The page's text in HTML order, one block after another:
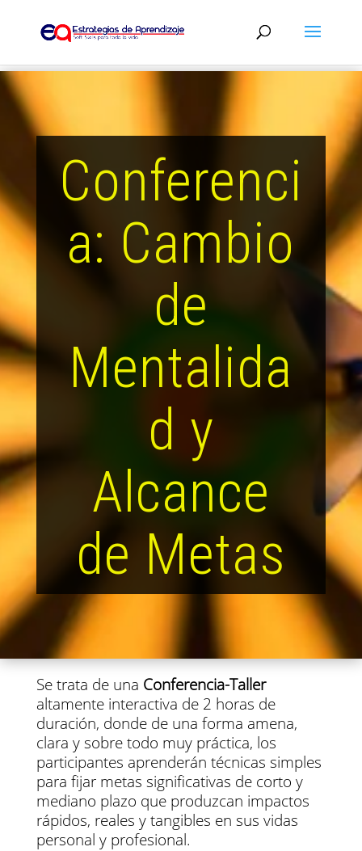
Conferenci
a: Cambio
de
Mentalida
d y
Alcance
de Metas
Qué es este evento?
Se trata de una Conferencia-Taller
altamente interactiva de 2 horas de
duración, donde de una forma amena,
clara y sobre todo muy práctica, los
participantes aprenderán técnicas simples
para fijar metas significativas de corto y
mediano plazo que produzcan impactos
rápidos, reales y tangibles en sus vidas
personal y profesional.